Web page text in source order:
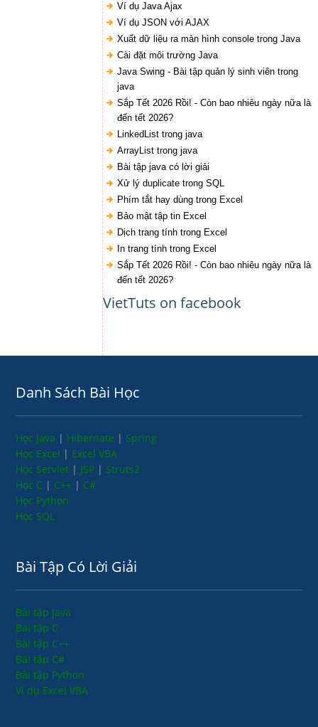
Ví dụ Java Ajax
Ví dụ JSON với AJAX
Xuất dữ liệu ra màn hình console trong Java
Cài đặt môi trường Java
Java Swing - Bài tập quản lý sinh viên trong
java
Sắp Tết 2026 Rồi! - Còn bao nhiêu ngày nữa là
đến tết 2026?
LinkedList trong java
ArrayList trong java
Bài tập java có lời giải
Xử lý duplicate trong SQL
Phím tắt hay dùng trong Excel
Bảo mật tập tin Excel
Dịch trang tính trong Excel
In trang tính trong Excel
Sắp Tết 2026 Rồi! - Còn bao nhiêu ngày nữa là
đến tết 2026?
VietTuts on facebook
Danh Sách Bài Học
Học Java | Hibernate | Spring
Học Excel | Excel VBA
Học Servlet | JSP | Struts2
Học C | C++ | C#
Học Python
Học SQL
Bài Tập Có Lời Giải
Bài tập Java
Bài tập C
Bài tập C++
Bài tập C#
Bài tập Python
Ví dụ Excel VBA